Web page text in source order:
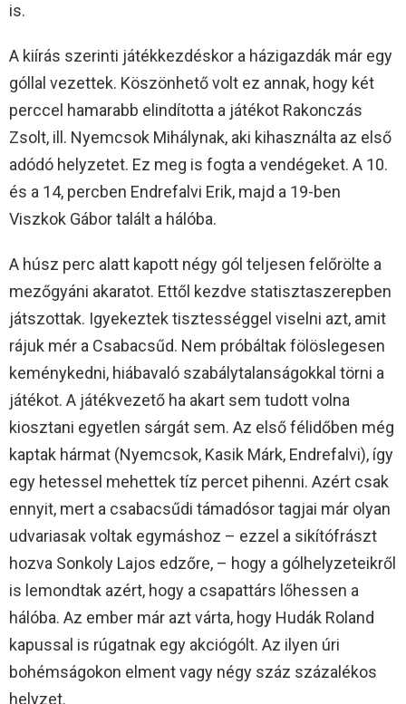
is.
A kiírás szerinti játékkezdéskor a házigazdák már egy
góllal vezettek. Köszönhető volt ez annak, hogy két
perccel hamarabb elindította a játékot Rakonczás
Zsolt, ill. Nyemcsok Mihálynak, aki kihasználta az első
adódó helyzetet. Ez meg is fogta a vendégeket. A 10.
és a 14, percben Endrefalvi Erik, majd a 19-ben
Viszkok Gábor talált a hálóba.
A húsz perc alatt kapott négy gól teljesen felőrölte a
mezőgyáni akaratot. Ettől kezdve statisztaszerepben
játszottak. Igyekeztek tisztességgel viselni azt, amit
rájuk mér a Csabacsűd. Nem próbáltak fölöslegesen
keménykedni, hiábavaló szabálytalanságokkal törni a
játékot. A játékvezető ha akart sem tudott volna
kiosztani egyetlen sárgát sem. Az első félidőben még
kaptak hármat (Nyemcsok, Kasik Márk, Endrefalvi), így
egy hetessel mehettek tíz percet pihenni. Azért csak
ennyit, mert a csabacsűdi támadósor tagjai már olyan
udvariasak voltak egymáshoz – ezzel a sikítófrászt
hozva Sonkoly Lajos edzőre, – hogy a gólhelyzeteikről
is lemondtak azért, hogy a csapattárs lőhessen a
hálóba. Az ember már azt várta, hogy Hudák Roland
kapussal is rúgatnak egy akciógólt. Az ilyen úri
bohémságokon elment vagy négy száz százalékos
helyzet.